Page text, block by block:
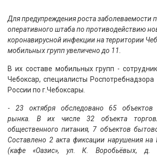
Для предупреждения роста заболеваемости
оперативного штаба по противодействию
коронавирусной инфекции на территории
мобильных групп увеличено до 11.
В их составе мобильных групп -
Чебоксар, специалисты
России по г.Чебоксары.
- 23 октября обследовано 65 объектов
рынка. В их числе 32 объекта
общественного питания, 7 объектов
Составлено 2 акта фиксации нарушения
(кафе «Оазис», ул. К. Воробьёвых, д.